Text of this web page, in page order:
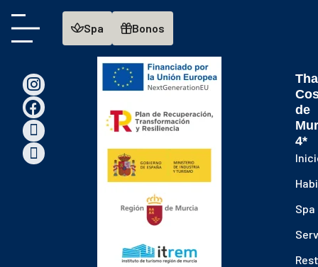
main
Spa Bonos
de
4*
Spa